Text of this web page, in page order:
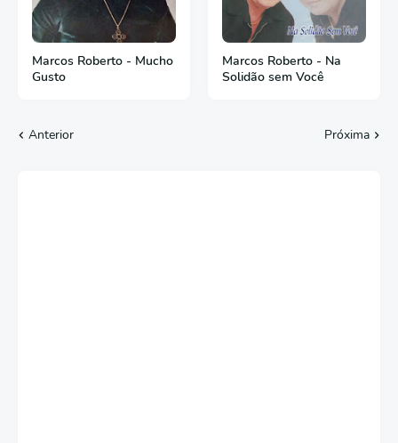
Marcos Roberto - Mucho
Gusto
Marcos Roberto - Na
Solidão sem Você
Anterior Próxima